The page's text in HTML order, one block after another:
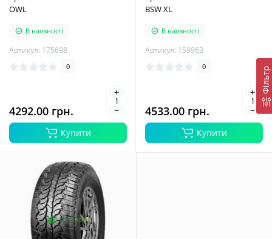
Фільтр
OWL
В наявності
Артикул: 175698
0
4292.00 грн.
Купити
BSW XL
В наявності
Артикул: 159963
0
4533.00 грн.
Купити